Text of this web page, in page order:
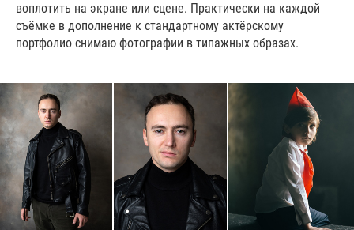
воплотить на экране или сцене. Практически на каждой
съёмке в дополнение к стандартному актёрскому
портфолио снимаю фотографии в типажных образах.